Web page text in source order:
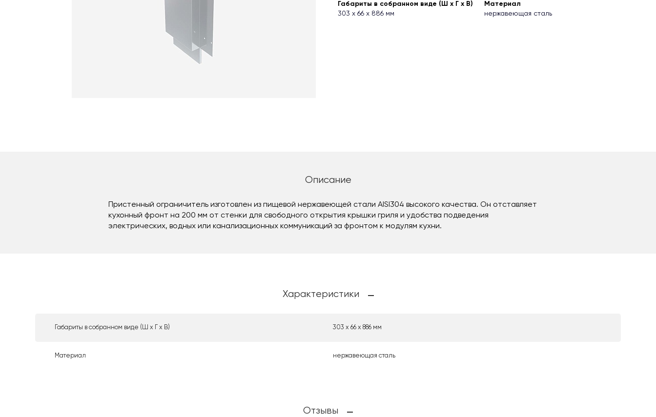
Габариты в собранном виде (Ш х Г х В)
303 х 66 х 886 мм
Материал
нержавеющая сталь
Описание
Пристенный ограничитель изготовлен из пищевой нержавеющей стали AISI304 высокого качества. Он отставляет
кухонный фронт на 200 мм от стенки для свободного открытия крышки гриля и удобства подведения
электрических, водных или канализационных коммуникаций за фронтом к модулям кухни.
Характеристики
Габариты в собранном виде (Ш х Г х В) 303 х 66 х 886 мм
Материал нержавеющая сталь
Отзывы